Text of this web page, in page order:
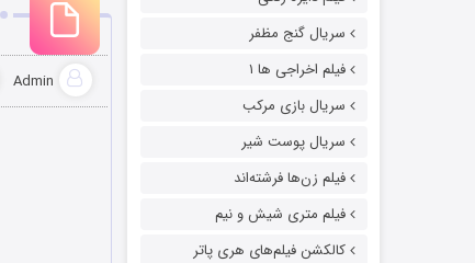
سریال گنج مظفر
فیلم اخراجی ها ۱
سریال بازی مرکب
سریال پوست شیر
فیلم زن‌ها فرشته‌اند
فیلم متری شیش و نیم
کالکشن فیلم‌های هری پاتر
Admin